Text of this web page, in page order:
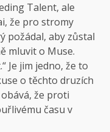
Talent, ale
že pro stromy
požádal, aby zůstal
mluvit o Muse.
Je jim jedno, že to
o těchto druzích
že proti
času v